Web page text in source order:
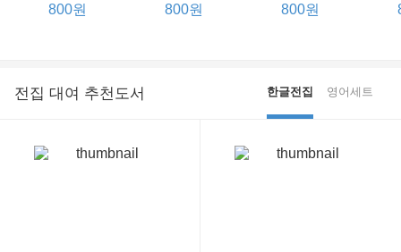
800원 800원 800원
전집 대여 추천도서 한글전집 영어세트